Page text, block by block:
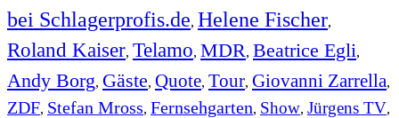
bei Schlagerprofis.de, Helene Fischer,
Roland Kaiser, Telamo, MDR, Beatrice Egli,
Andy Borg, Gäste, Quote, Tour, Giovanni Zarrella,
ZDF, Stefan Mross, Fernsehgarten, Show, Jürgens TV,